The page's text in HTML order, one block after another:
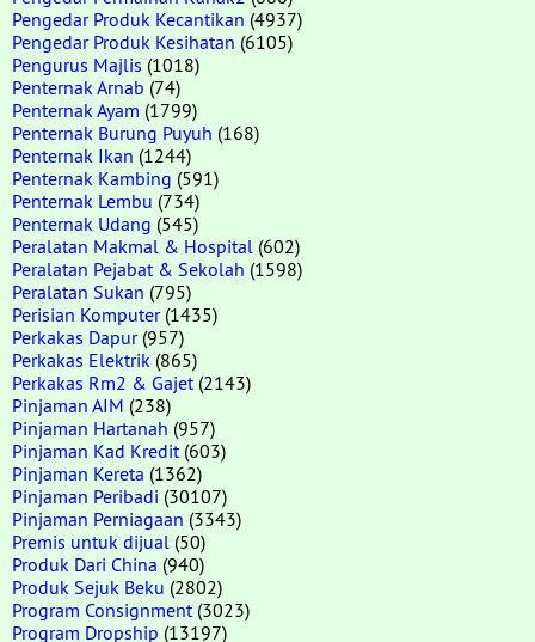
Pengedar Produk Kecantikan (4937)
Pengedar Produk Kesihatan (6105)
Pengurus Majlis (1018)
Penternak Arnab (74)
Penternak Ayam (1799)
Penternak Burung Puyuh (168)
Penternak Ikan (1244)
Penternak Kambing (591)
Penternak Lembu (734)
Penternak Udang (545)
Peralatan Makmal & Hospital (602)
Peralatan Pejabat & Sekolah (1598)
Peralatan Sukan (795)
Perisian Komputer(1435)
Perkakas Dapur(957)
Perkakas Elektrik (865)
Perkakas Rm2 & Gajet (2143)
Pinjaman AIM (238)
Pinjaman Hartanah (957)
Pinjaman Kad Kredit (603)
Pinjaman Kereta (1362)
Pinjaman Peribadi (30107)
Pinjaman Perniagaan (3343)
Premis untuk dijual (50)
Produk Dari China (940)
Produk Sejuk Beku (2802)
Program Consignment (3023)
Program Dropship (13197)